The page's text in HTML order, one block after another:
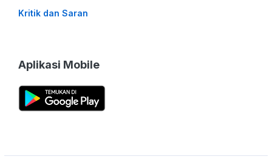
Kritik dan Saran
Aplikasi Mobile